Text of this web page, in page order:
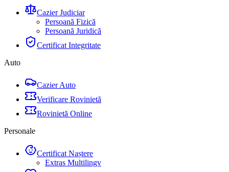
Cazier Judiciar
Persoană Fizică
Persoană Juridică
Certificat Integritate
Auto
Cazier Auto
Verificare Rovinietă
Rovinietă Online
Personale
Certificat Naștere
Extras Multilingv